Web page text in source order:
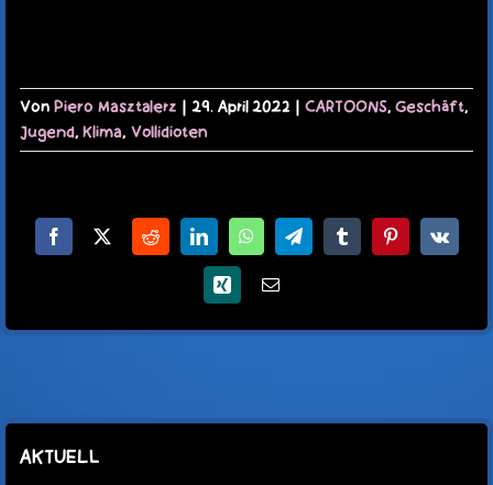
VonPiero Masztalerz | 29. April 2022 | CARTOONS,Geschäft,
Jugend,Klima,Vollidioten
Facebook
X RedditLinkedInWhatsAppTelegramTumblrPinterest
Vk
Xing
E-
AKTUELL